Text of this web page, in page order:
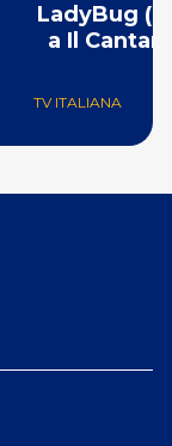
LadyBug
a Il
TV ITALIANA